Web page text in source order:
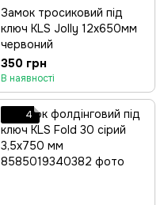
Замок тросиковий під
ключ KLS Jolly 12x650мм
червоний
350 грн
В наявності
4